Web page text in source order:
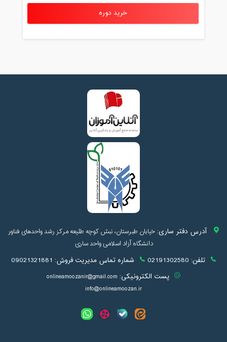
خرید دوره
آدرس دفتر ساری:خیابان طبرستان، نبش کوچه طلیعه مرکز رشد واحدهای فناور
دانشگاه آزاد اسلامی واحد ساری
تلفن: 02191302580 شماره تماس مدیریت فروش: 09021321881
پست الکترونیکی: onlineamoozanir@gmail.com
info@onlineamoozan.ir